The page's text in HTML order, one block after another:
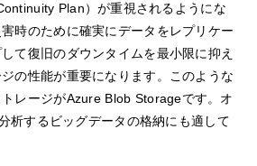
Plan）が重視されるようにな
時のために確実にデータをレプリケー
て復旧のダウンタイムを最小限に抑え
の性能が重要になります。このような
レージがAzure Blob Storageです。オ
析するビッグデータの格納にも適して